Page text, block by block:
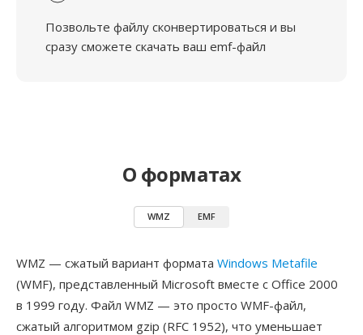
Позвольте файлу сконвертироваться и вы
сразу сможете скачать ваш emf-файл
О форматах
WMZ EMF
WMZ — сжатый вариант формата Windows Metafile
(WMF), представленный Microsoft вместе с Office 2000
в 1999 году. Файл WMZ — это просто WMF-файл,
сжатый алгоритмом gzip (RFC 1952), что уменьшает